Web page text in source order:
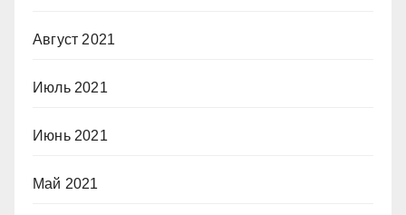
Август 2021
Июль 2021
Июнь 2021
Май 2021